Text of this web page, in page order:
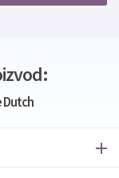
Dutch